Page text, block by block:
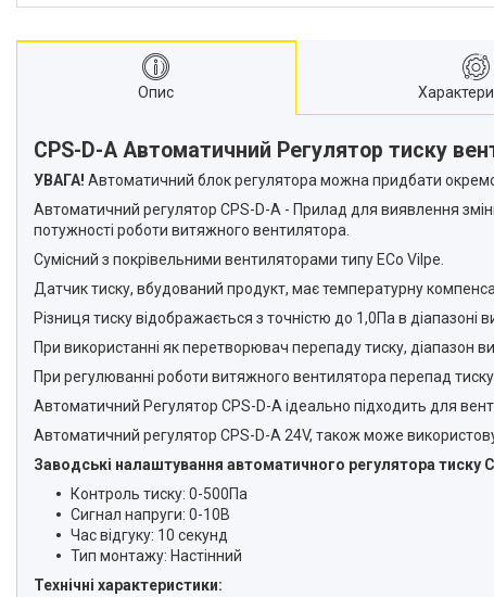
Опис
CPS-D-A Автоматичний Регулятор тиску
УВАГА! Автоматичний блок регулятора можна придбати
Автоматичний регулятор CPS-D-A - Прилад для виявлення
потужності роботи витяжного вентилятора.
Сумісний з покрівельними вентиляторами типу ЕСо Vilpe.
Датчик тиску, вбудований продукт, має температурну
Різниця тиску відображається з точністю до 1,0Па в
При використанні як перетворювач перепаду тиску,
При регулюванні роботи витяжного вентилятора перепад
Автоматичний Регулятор CPS-D-A ідеально підходить для
Автоматичний регулятор CPS-D-A 24V, також може
Заводські налаштування автоматичного регулятора тиску
Контроль тиску: 0-500Па
Сигнал напруги: 0-10В
Час відгуку: 10 секунд
Тип монтажу: Настінний
Технічні характеристики: